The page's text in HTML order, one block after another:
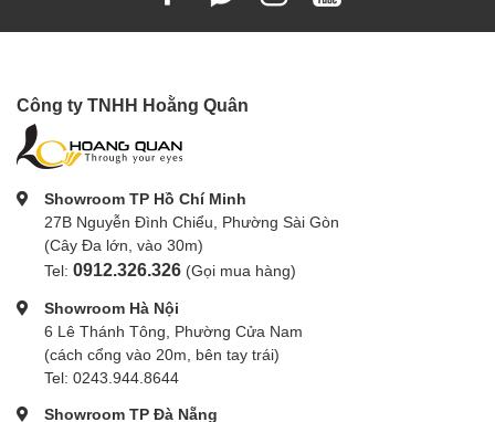
CANON RF Mount
Công ty TNHH Hoằng Quân
Showroom TP Hồ Chí Minh
27B Nguyễn Đình Chiểu, Phường Sài Gòn
(Cây Đa lớn, vào 30m)
Tel: 0912.326.326 (Gọi mua hàng)
Showroom Hà Nội
6 Lê Thánh Tông, Phường Cửa Nam
(cách cổng vào 20m, bên tay trái)
Tel: 0243.944.8644
Showroom TP Đà Nẵng